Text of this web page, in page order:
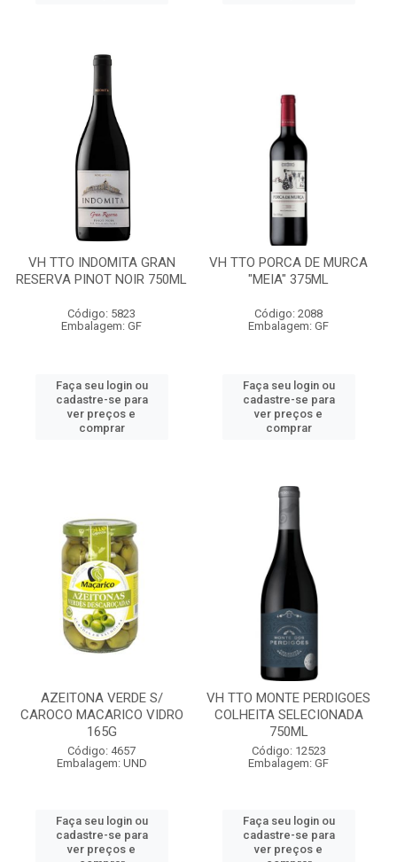
VH TTO INDOMITA GRAN
RESERVA PINOT NOIR 750ML
Código: 5823
Embalagem: GF
Faça seu login ou
cadastre-se para
ver preços e
comprar
VH TTO PORCA DE MURCA
"MEIA" 375ML
Código: 2088
Embalagem: GF
Faça seu login ou
cadastre-se para
ver preços e
comprar
AZEITONA VERDE S/
CAROCO MACARICO VIDRO
165G
Código: 4657
Embalagem: UND
Faça seu login ou
cadastre-se para
ver preços e
VH TTO MONTE PERDIGOES
COLHEITA SELECIONADA
750ML
Código: 12523
Embalagem: GF
Faça seu login ou
cadastre-se para
ver preços e